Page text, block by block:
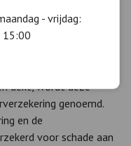
van uw bromfiets of
uw bromfiets of
dekt, wordt deze
genoemd.
en de
voor schade aan
- vrijdag:
15:00